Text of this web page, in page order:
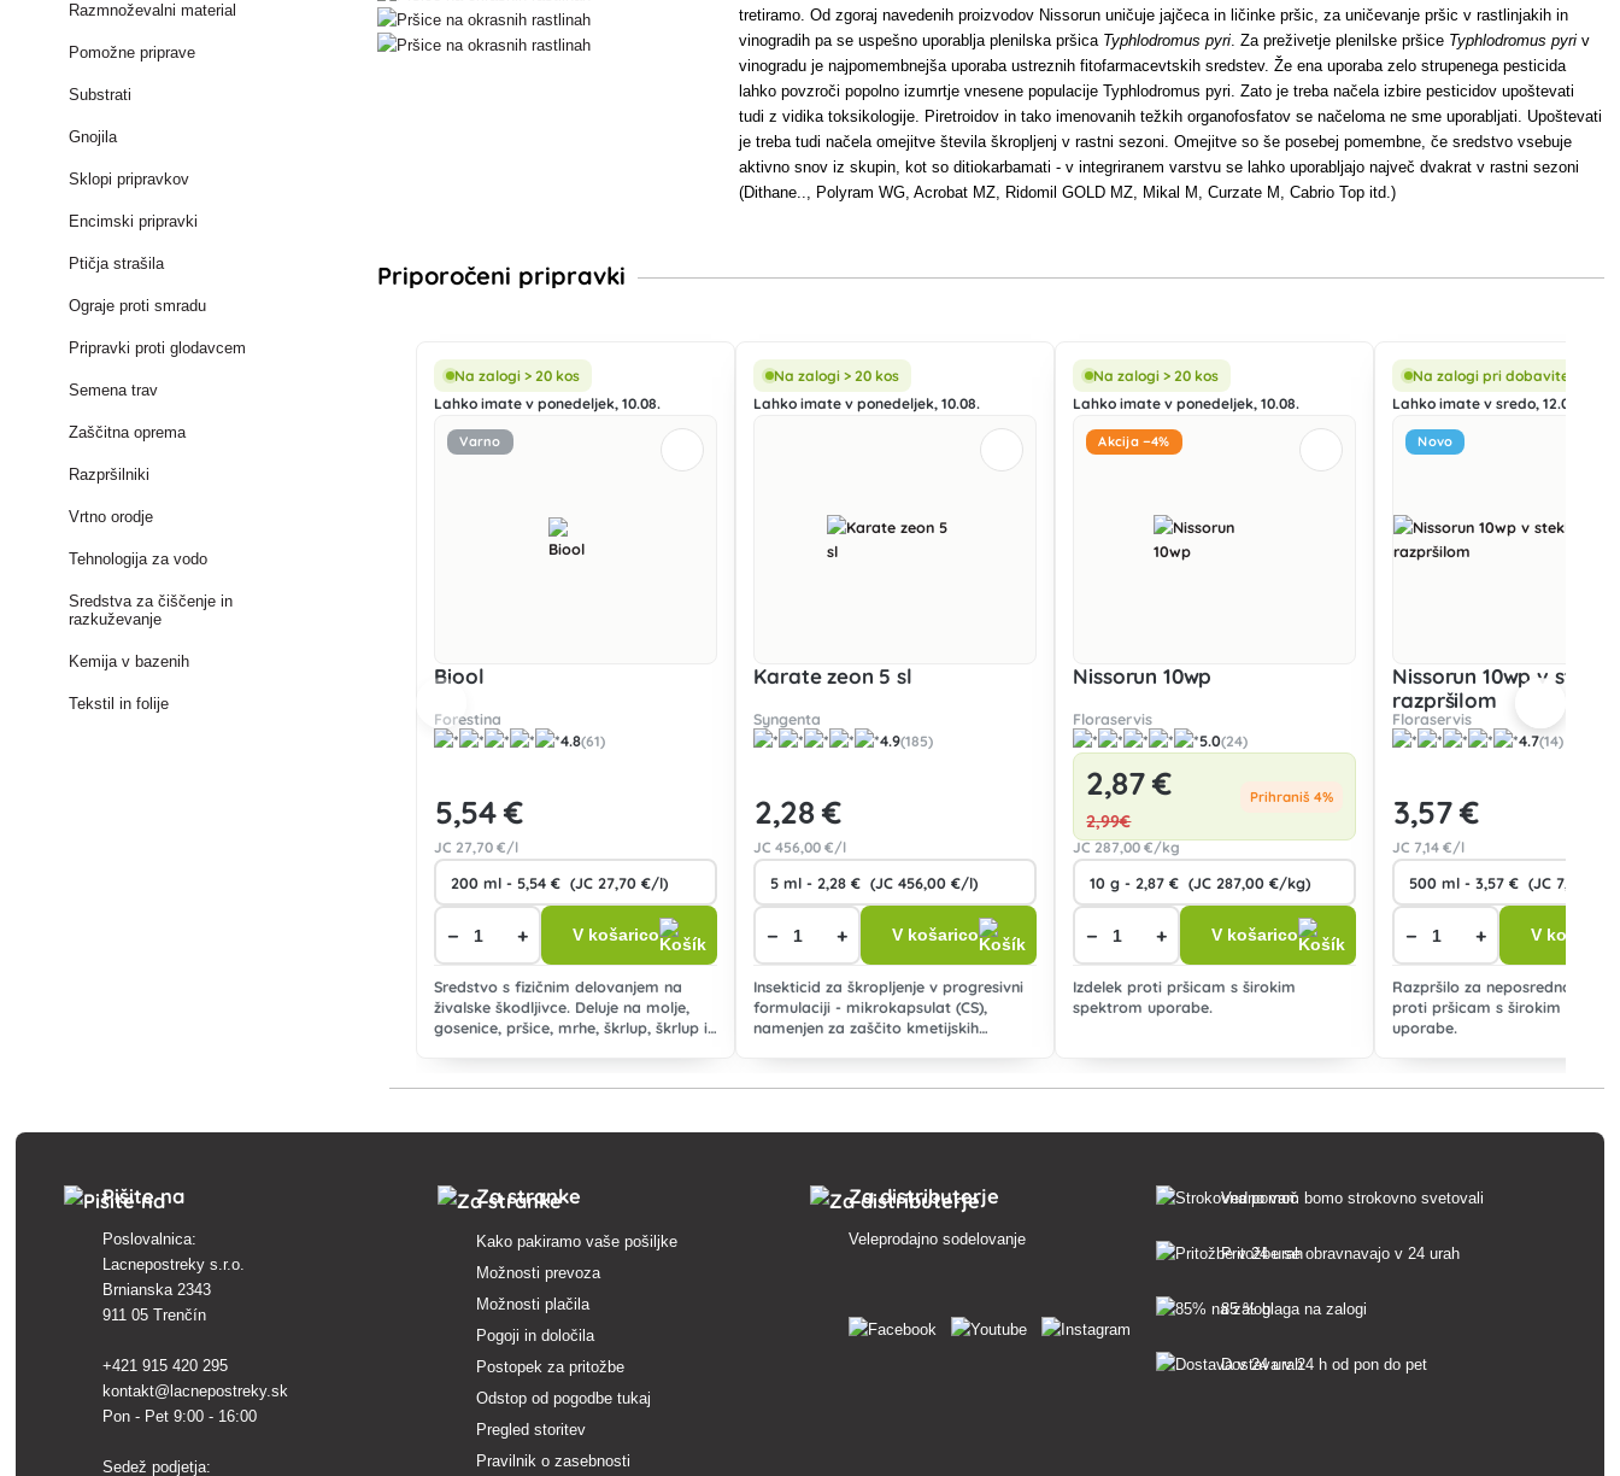
Razmnoževalni material
Pomožne priprave
Substrati
Gnojila
Sklopi pripravkov
Encimski pripravki
Ptičja strašila
Ograje proti smradu
Pripravki proti glodavcem
Semena trav
Zaščitna oprema
Razpršilniki
Vrtno orodje
Tehnologija za vodo
Sredstva za čiščenje in
razkuževanje
Kemija v bazenih
Tekstil in folije
tretiramo. Od zgoraj navedenih proizvodov Nissorun uničuje jajčeca in ličinke pršic, za uničevanje pršic v rastlinjakih in
vinogradih pa se uspešno uporablja plenilska pršica Typhlodromus pyri . Za preživetje plenilske pršice Typhlodromus pyri v
vinogradu je najpomembnejša uporaba ustreznih fitofarmacevtskih sredstev. Že ena uporaba zelo strupenega pesticida
lahko povzroči popolno izumrtje vnesene populacije Typhlodromus pyri. Zato je treba načela izbire pesticidov upoštevati
tudi z vidika toksikologije. Piretroidov in tako imenovanih težkih organofosfatov se načeloma ne sme uporabljati. Upoštevati
je treba tudi načela omejitve števila škropljenj v rastni sezoni. Omejitve so še posebej pomembne, če sredstvo vsebuje
aktivno snov iz skupin, kot so ditiokarbamati - v integriranem varstvu se lahko uporabljajo največ dvakrat v rastni sezoni
(Dithane.., Polyram WG, Acrobat MZ, Ridomil GOLD MZ, Mikal M, Curzate M, Cabrio Top itd.)
Priporočeni pripravki
Na zalogi > 20 kos
Lahko imate v ponedeljek, 10.08.
Varno
Biool
Forestina
4.8(61)
5,54 €
JC 27,70 €/l
− + V košarico
Sredstvo s fizičnim delovanjem na
živalske škodljivce. Deluje na molje,
gosenice, pršice, mrhe, škrlup, škrlup in
Na zalogi > 20 kos
Lahko imate v ponedeljek, 10.08.
Karate zeon 5 sl
Syngenta
4.9(185)
2,28 €
JC456,00 €/l
− + V košarico
Insekticid za škropljenje v progresivni
formulaciji - mikrokapsulat (CS),
namenjen za zaščito kmetijskih
Na zalogi > 20 kos
Lahko imate v ponedeljek, 10.08.
Akcija −4%
Nissorun 10wp
Floraservis
5.0(24)
2,87 €
2,99€
Prihraniš 4%
JC 287,00 €/kg
− + V košarico
Izdelek proti pršicam s širokim
spektrom uporabe.
Na zalogi pri dobavitelju
Lahko imate v sredo, 12.08.
Novo
Nissorun 10wp v
razpršilom
Floraservis
4.7(14)
3,57 €
JC 7,14 €/l
− + V košarico
Razpršilo za neposredno
proti pršicam s širokim
uporabe.
Pišite na
Poslovalnica:
Lacnepostreky s.r.o.
Brnianska 2343
911 05 Trenčín
+421 915 420 295
kontakt@lacnepostreky.sk
Pon - Pet 9:00 - 16:00
Sedež podjetja:
Za stranke
Kako pakiramo vaše pošiljke
Možnosti prevoza
Možnosti plačila
Pogoji in določila
Postopek za pritožbe
Odstop od pogodbe tukaj
Pregled storitev
Pravilnik o zasebnosti
Za distributerje
Veleprodajno sodelovanje
Vedno vam bomo strokovno svetovali
Pritožbe se obravnavajo v 24 urah
85 % blaga na zalogi
Dostava v 24 h od pon do pet